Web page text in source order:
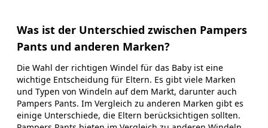
Was ist der Unterschied zwischen Pampers
Pants und anderen Marken?
Die Wahl der richtigen Windel für das Baby ist eine
wichtige Entscheidung für Eltern. Es gibt viele Marken
und Typen von Windeln auf dem Markt, darunter auch
Pampers Pants. Im Vergleich zu anderen Marken gibt es
einige Unterschiede, die Eltern berücksichtigen sollten.